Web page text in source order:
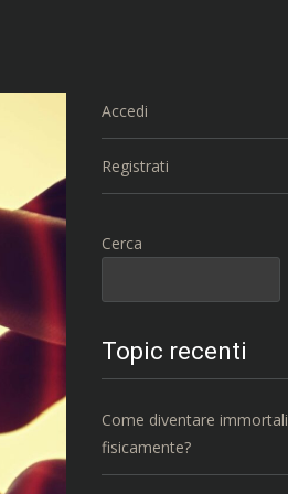
Accedi
Registrati
Cerca
Topic recenti
Come diventare immortali
fisicamente?